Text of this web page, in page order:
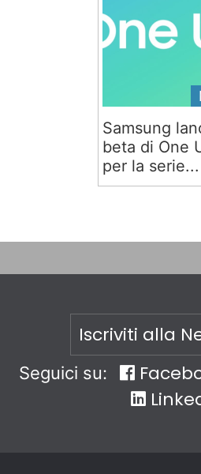
Samsung
beta di One
per la serie...
Iscriviti alla
Seguici su: